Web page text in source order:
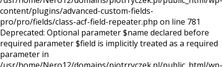
content/plugins/advanced-custom-fields-
pro/pro/fields/class-acf-field-repeater.php on line 781
Deprecated: Optional parameter $name declared before
required parameter $field is implicitly treated as a required
parameter in